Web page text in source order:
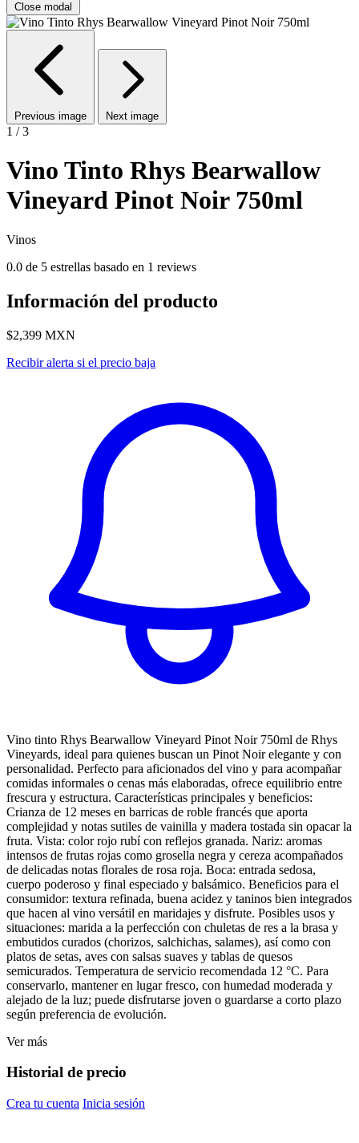
Close modal
Previous image Next image
1 / 3
Vino Tinto Rhys Bearwallow
Vineyard Pinot Noir 750ml
Vinos
0.0 de 5 estrellas basado en 1 reviews
Información del producto
$2,399 MXN
Recibir alerta si el precio baja
Vino tinto Rhys Bearwallow Vineyard Pinot Noir 750ml de Rhys
Vineyards, ideal para quienes buscan un Pinot Noir elegante y con
personalidad. Perfecto para aficionados del vino y para acompañar
comidas informales o cenas más elaboradas, ofrece equilibrio entre
frescura y estructura. Características principales y beneficios:
Crianza de 12 meses en barricas de roble francés que aporta
complejidad y notas sutiles de vainilla y madera tostada sin opacar la
fruta. Vista: color rojo rubí con reflejos granada. Nariz: aromas
intensos de frutas rojas como grosella negra y cereza acompañados
de delicadas notas florales de rosa roja. Boca: entrada sedosa,
cuerpo poderoso y final especiado y balsámico. Beneficios para el
consumidor: textura refinada, buena acidez y taninos bien integrados
que hacen al vino versátil en maridajes y disfrute. Posibles usos y
situaciones: marida a la perfección con chuletas de res a la brasa y
embutidos curados (chorizos, salchichas, salames), así como con
platos de setas, aves con salsas suaves y tablas de quesos
semicurados. Temperatura de servicio recomendada 12 °C. Para
conservarlo, mantener en lugar fresco, con humedad moderada y
alejado de la luz; puede disfrutarse joven o guardarse a corto plazo
según preferencia de evolución.
Ver más
Historial de precio
Crea tu cuenta Inicia sesión